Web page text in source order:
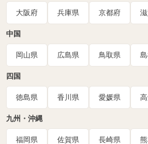
大阪府 兵庫県 京都府
中国
岡山県 広島県 鳥取県
四国
徳島県 香川県 愛媛県
九州・沖縄
福岡県 佐賀県 長崎県